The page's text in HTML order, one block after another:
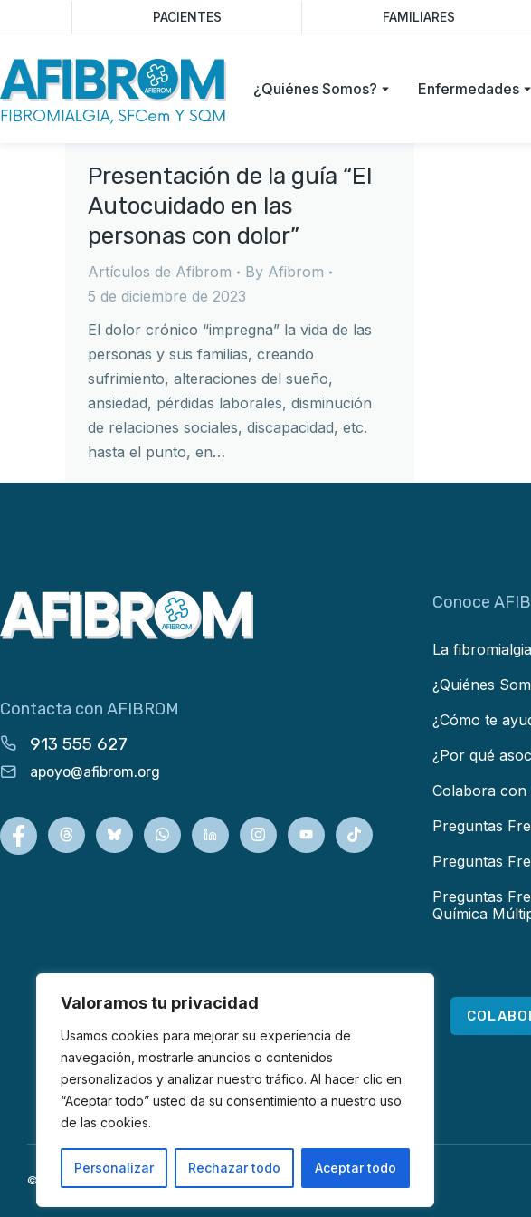
Valoramos tu privacidad
Usamos cookies para mejorar su experiencia de
navegación, mostrarle anuncios o contenidos
personalizados y analizar nuestro tráfico. Al hacer clic en
“Aceptar todo” usted da su consentimiento a nuestro uso
de las cookies.
Personalizar Rechazar todo Aceptar todo
PACIENTES FAMILIARES
¿Quiénes Somos? Enfermedades
Presentación de la guía “El
Autocuidado en las
personas con dolor”
Artículos de Afibrom By Afibrom
5 de diciembre de 2023
El dolor crónico “impregna” la vida de las
personas y sus familias, creando
sufrimiento, alteraciones del sueño,
ansiedad, pérdidas laborales, disminución
de relaciones sociales, discapacidad, etc.
hasta el punto, en…
Contacta con AFIBROM
913 555 627
apoyo@afibrom.org
Conoce
La fibromialgia
¿Quiénes
¿Cómo te
¿Por qué
Colabora con
Preguntas
Preguntas
Preguntas
Química
© 2026 AFIBROM. Todos los derechos reservados.